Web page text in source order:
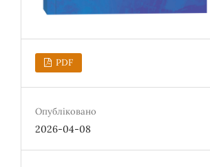
PDF
Опубліковано
2026-04-08